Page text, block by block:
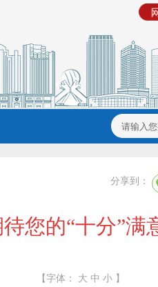
分享到：
您的“十分”满
【字体： 大 中 小 】